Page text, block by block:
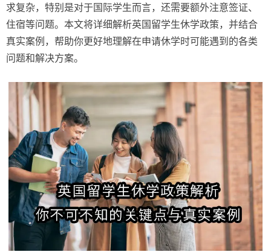
求复杂，特别是对于国际学生而言，还需要额外注意签证、
住宿等问题。本文将详细解析英国留学生休学政策，并结合
真实案例，帮助你更好地理解在申请休学时可能遇到的各类
问题和解决方案。